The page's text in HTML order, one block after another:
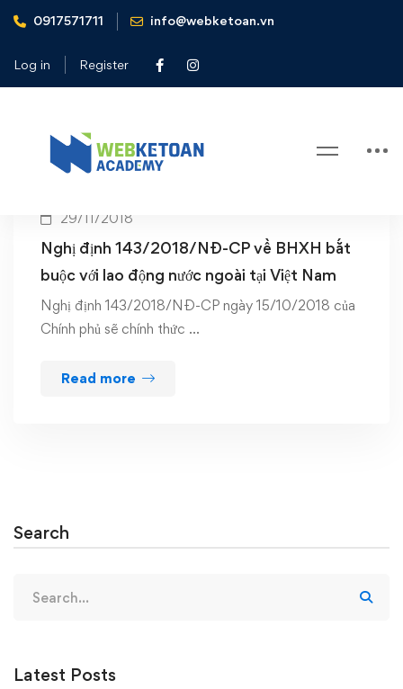
0917571711 info@webketoan.vn
Log in Register
Home nghị định 143/2018/NĐ-CP
Tag: nghị định 143/2018/NĐ-CP
29/11/2018
Nghị định 143/2018/NĐ-CP về BHXH bắt
buộc với lao động nước ngoài tại Việt Nam
Nghị định 143/2018/NĐ-CP ngày 15/10/2018 của
Chính phủ sẽ chính thức …
Read more
Search
for:
Latest Posts